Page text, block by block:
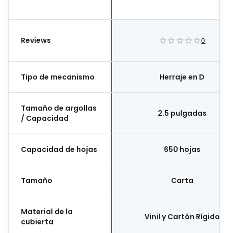
Reviews 0
Tipo de mecanismo Herraje en D
Tamaño de argollas
/ Capacidad
2.5 pulgadas
Capacidad de hojas 650 hojas
Tamaño Carta
Material de la
cubierta
Vinil y Cartón Rígido